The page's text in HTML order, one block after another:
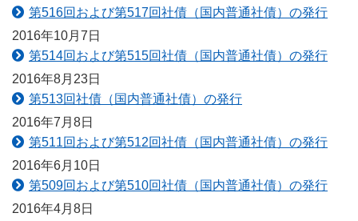
第516回および第517回社債（国内普通社債）の発行
2016年10月7日
第514回および第515回社債（国内普通社債）の発行
2016年8月23日
第513回社債（国内普通社債）の発行
2016年7月8日
第511回および第512回社債（国内普通社債）の発行
2016年6月10日
第509回および第510回社債（国内普通社債）の発行
2016年4月8日